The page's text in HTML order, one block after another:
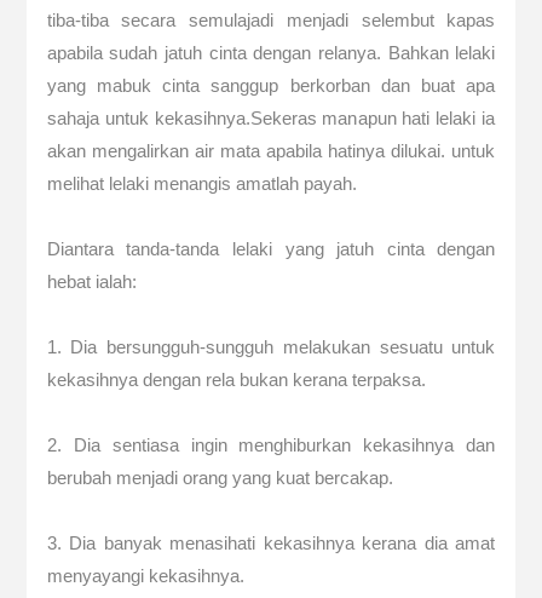
tiba-tiba secara semulajadi menjadi selembut kapas
apabila sudah jatuh cinta dengan relanya. Bahkan lelaki
yang mabuk cinta sanggup berkorban dan buat apa
sahaja untuk kekasihnya.Sekeras manapun hati lelaki ia
akan mengalirkan air mata apabila hatinya dilukai. untuk
melihat lelaki menangis amatlah payah.
Diantara tanda-tanda lelaki yang jatuh cinta dengan
hebat ialah:
1. Dia bersungguh-sungguh melakukan sesuatu untuk
kekasihnya dengan rela bukan kerana terpaksa.
2. Dia sentiasa ingin menghiburkan kekasihnya dan
berubah menjadi orang yang kuat bercakap.
3. Dia banyak menasihati kekasihnya kerana dia amat
menyayangi kekasihnya.